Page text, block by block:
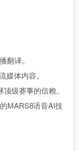
翻译。
媒体内容。
级赛事的信赖。
MARS8语音AI技